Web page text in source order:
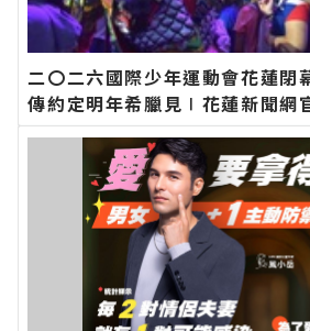
二〇二六國際少年運動會花蓮閉
傳約定明年希臘見∣花蓮新聞網
－最快速的今日新聞報導 最新